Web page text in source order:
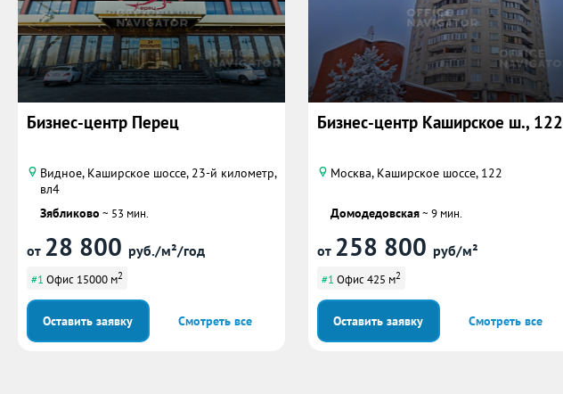
Бизнес-центр Перец
Видное, Каширское шоссе, 23-й километр,
вл4
Зябликово ~ 53 мин.
от 28 800 руб./м²/год
#1 Офис 15000 м2
Оставить заявку Смотреть все
Бизнес-центр Каширское ш., 122
Москва, Каширское шоссе, 122
Домодедовская~ 9 мин.
от 258 800 руб/м²
#1 Офис 425 м2
Оставить заявку Смотреть все